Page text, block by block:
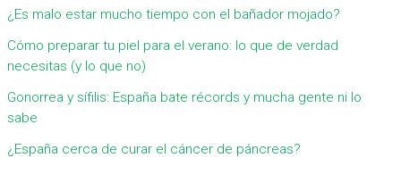
o
r
:
¿Es malo estar mucho tiempo con el bañador mojado?
Cómo preparar tu piel para el verano: lo que de verdad
necesitas (y lo que no)
Gonorrea y sífilis: España bate récords y mucha gente ni lo
sabe
¿España cerca de curar el cáncer de páncreas?